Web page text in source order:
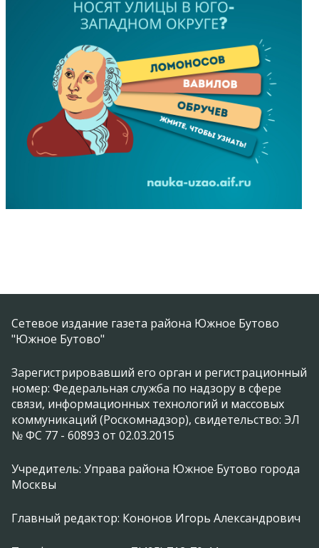
Сетевое издание газета района Южное Бутово
"Южное Бутово"
Зарегистрировавший его орган и регистрационный
номер: Федеральная служба по надзору в сфере
связи, информационных технологий и массовых
коммуникаций (Роскомнадзор), свидетельство: ЭЛ
№ ФС 77 - 60893 от 02.03.2015
Учредитель: Управа района Южное Бутово города
Москвы
Главный редактор: Кононов Игорь Александрович